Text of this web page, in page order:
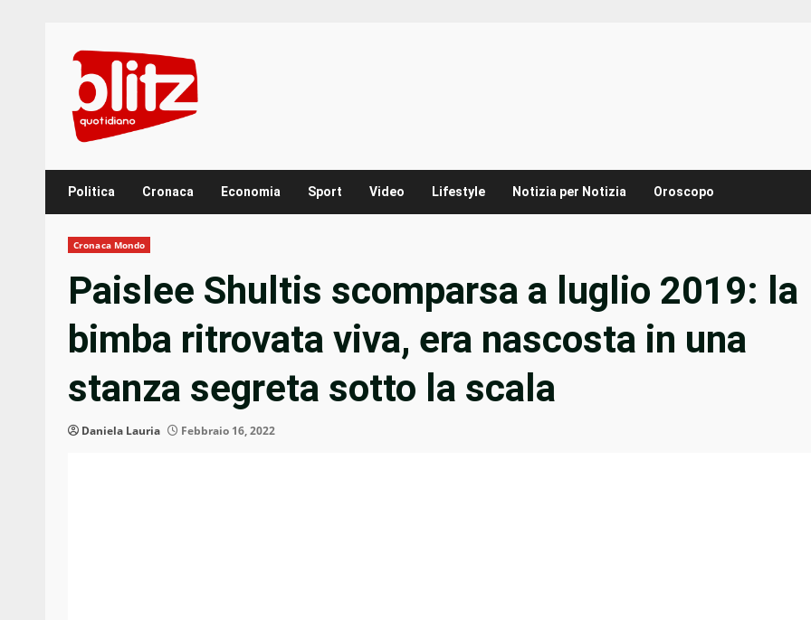
content
Politica Cronaca Economia Sport Video Lifestyle Notizia per Notizia Oroscopo
Cronaca Mondo
Paislee Shultis scomparsa a luglio 2019: la
bimba ritrovata viva, era nascosta in una
stanza segreta sotto la scala
Daniela Lauria Febbraio 16, 2022